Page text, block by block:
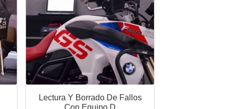
Lectura Y Borrado De Fallos